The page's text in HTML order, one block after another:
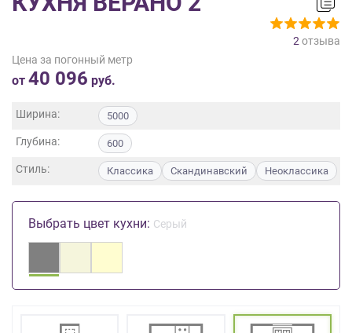
2 отзыва
Цена за погонный метр
от 40 096 руб.
Ширина: 5000
Глубина: 600
Стиль: Классика Скандинавский Неоклассика
Выбрать цвет кухни: Серый
данных ,
Согласие
обработку
данных
порядке
условиях